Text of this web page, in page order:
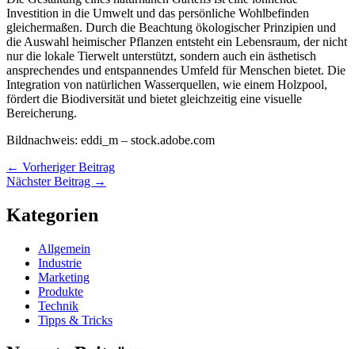
Investition in die Umwelt und das persönliche Wohlbefinden
gleichermaßen. Durch die Beachtung ökologischer Prinzipien und
die Auswahl heimischer Pflanzen entsteht ein Lebensraum, der nicht
nur die lokale Tierwelt unterstützt, sondern auch ein ästhetisch
ansprechendes und entspannendes Umfeld für Menschen bietet. Die
Integration von natürlichen Wasserquellen, wie einem Holzpool,
fördert die Biodiversität und bietet gleichzeitig eine visuelle
Bereicherung.
Bildnachweis: eddi_m – stock.adobe.com
← Vorheriger Beitrag
Nächster Beitrag →
Kategorien
Allgemein
Industrie
Marketing
Produkte
Technik
Tipps & Tricks